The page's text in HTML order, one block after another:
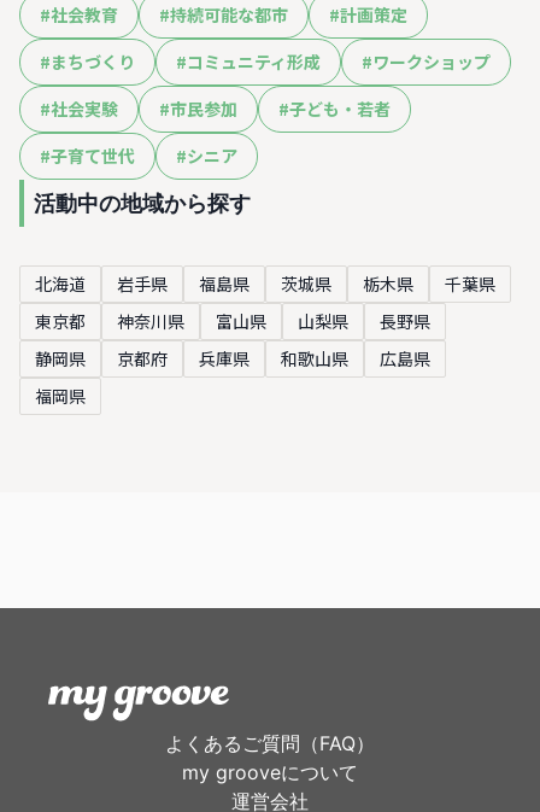
#社会教育 #持続可能な都市 #計画策定
#まちづくり #コミュニティ形成 #ワークショップ
#社会実験 #市民参加 #子ども・若者
#子育て世代 #シニア
活動中の地域から探す
北海道 岩手県 福島県 茨城県 栃木県
千葉県
東京都
神奈川県 富山県 山梨県
長野県
静岡県
京都府 兵庫県 和歌山県
広島県
福岡県
よくあるご質問（FAQ）
my grooveについて
運営会社